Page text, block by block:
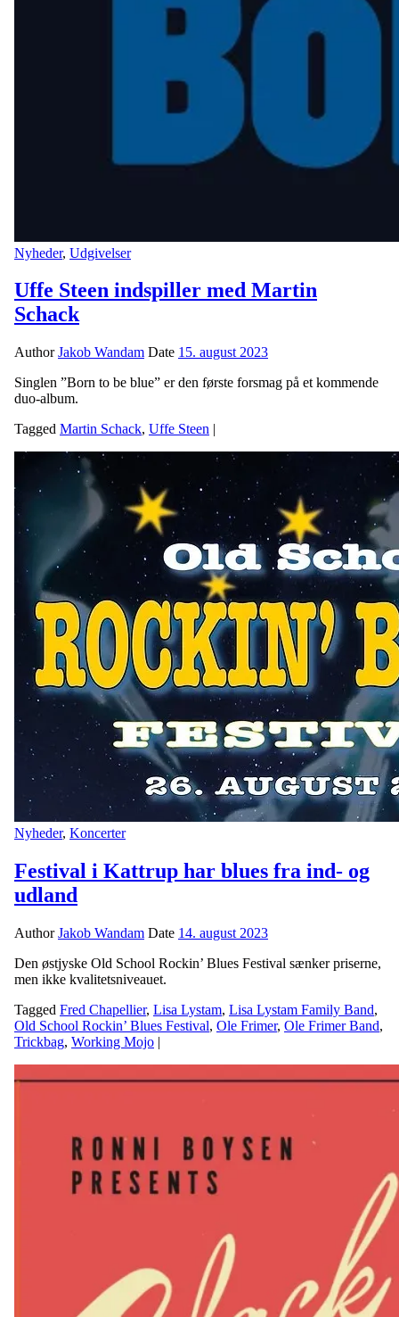
Nyheder, Udgivelser
Uffe Steen indspiller med Martin
Schack
AuthorJakob Wandam Date 15. august 2023
Singlen ”Born to be blue” er den første forsmag på et kommende
duo-album.
Tagged Martin Schack, Uffe Steen |
Nyheder, Koncerter
Festival i Kattrup har blues fra ind- og
udland
AuthorJakob Wandam Date 14. august 2023
Den østjyske Old School Rockin’ Blues Festival sænker priserne,
men ikke kvalitetsniveauet.
Tagged Fred Chapellier, Lisa Lystam, Lisa Lystam Family Band,
Old School Rockin’ Blues Festival, Ole Frimer, Ole Frimer Band,
Trickbag, Working Mojo |